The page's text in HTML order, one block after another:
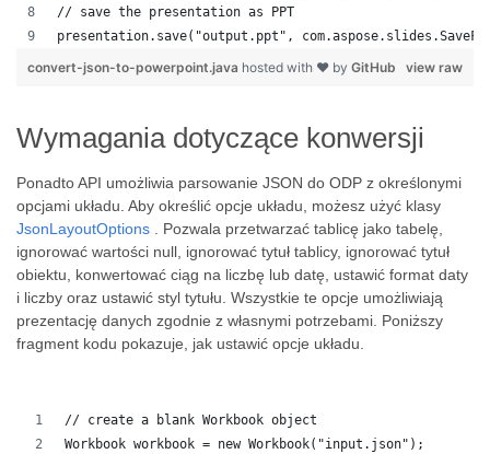
// save the presentation as PPT
presentation.save("output.ppt",
view raw
convert-json-to-powerpoint.java hosted with ❤ by GitHub
Wymagania dotyczące konwersji
Ponadto API umożliwia parsowanie JSON do ODP z określonymi
opcjami układu. Aby określić opcje układu, możesz użyć klasy
JsonLayoutOptions . Pozwala przetwarzać tablicę jako tabelę,
ignorować wartości null, ignorować tytuł tablicy, ignorować tytuł
obiektu, konwertować ciąg na liczbę lub datę, ustawić format daty
i liczby oraz ustawić styl tytułu. Wszystkie te opcje umożliwiają
prezentację danych zgodnie z własnymi potrzebami. Poniższy
fragment kodu pokazuje, jak ustawić opcje układu.
// create a blank Workbook object
Workbook workbook = new Workbook("input.json");